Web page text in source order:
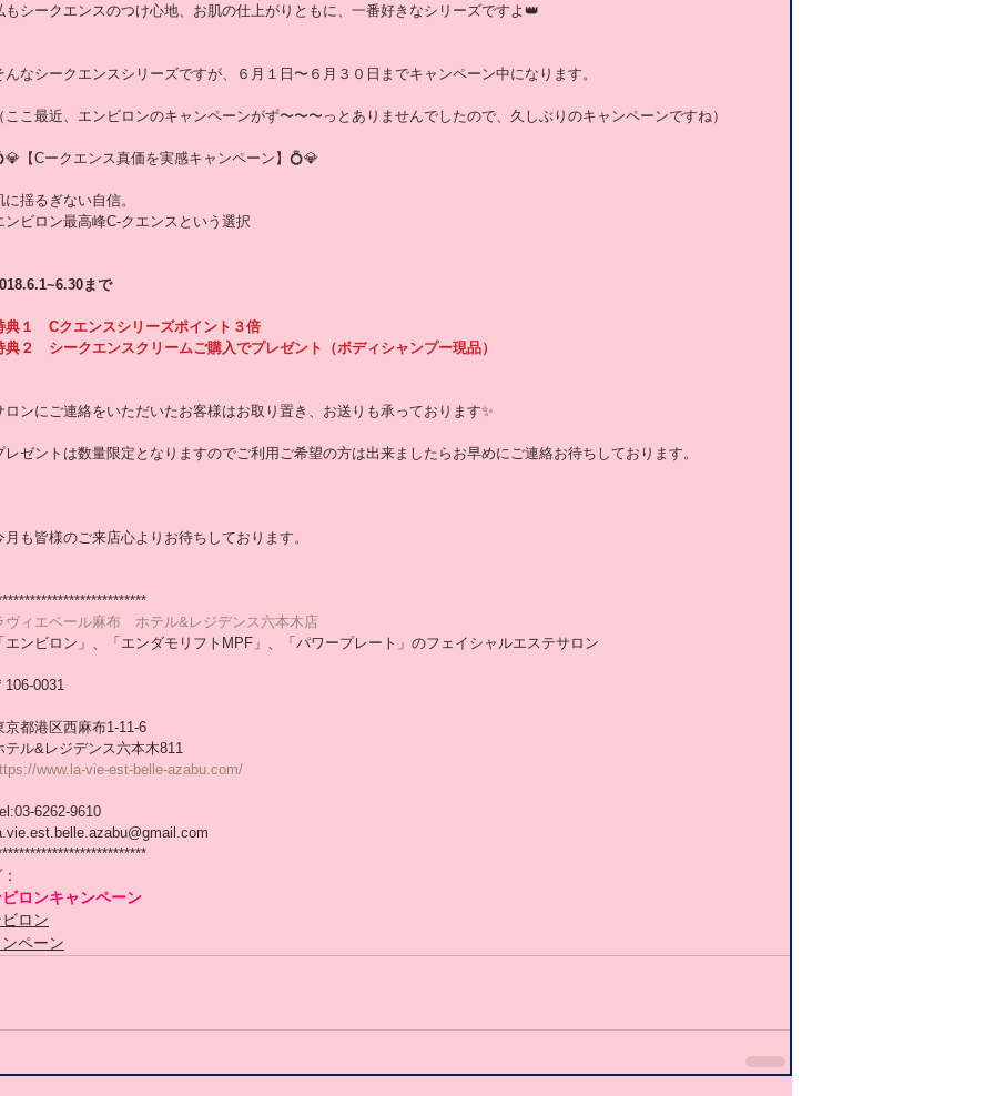
もシークエンスのつけ心地、お肌の仕上がりともに、一番好きなシリーズですよ👑
んなシークエンスシリーズですが、６月１日〜６月３０日までキャンペーン中になります。
ここ最近、エンビロンのキャンペーンがず〜〜〜っとありませんでしたので、久しぶりのキャンペーンですね）
【Cークエンス真価を実感キャンペーン】💍💎
に揺るぎない自信。
ンビロン最高峰C-クエンスという選択
まで
典１　Cクエンスシリーズポイント３倍
典２　シークエンスクリームご購入でプレゼント（ボディシャンプー現品）
ロンにご連絡をいただいたお客様はお取り置き、お送りも承っております✨
レゼントは数量限定となりますのでご利用ご希望の方は出来ましたらお早めにご連絡お待ちしております。
月も皆様のご来店心よりお待ちしております。
ヴィエベール麻布　ホテル&レジデンス六本木店
エンビロン」、「エンダモリフトMPF」、「パワープレート」のフェイシャルエステサロン
106-0031
京都港区西麻布1-11-6
テル&レジデンス六本木811
www.la-vie-est-belle-azabu.com/
6262-9610
ロンキャンペーン
ロン
ペーン